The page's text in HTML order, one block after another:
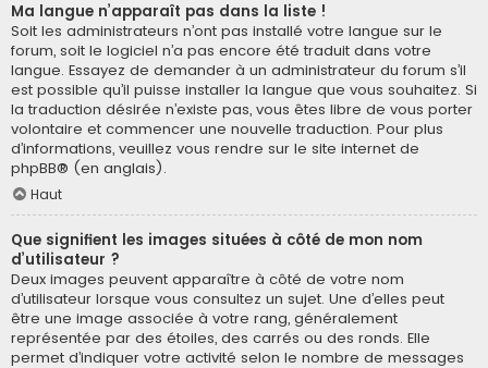
Ma langue n’apparaît pas dans la liste !
Soit les administrateurs n’ont pas installé votre langue sur le
forum, soit le logiciel n’a pas encore été traduit dans votre
langue. Essayez de demander à un administrateur du forum s’il
est possible qu’il puisse installer la langue que vous souhaitez. Si
la traduction désirée n’existe pas, vous êtes libre de vous porter
volontaire et commencer une nouvelle traduction. Pour plus
d’informations, veuillez vous rendre sur le site internet de
phpBB® (en anglais).
Haut
Que signifient les images situées à côté de mon nom
d’utilisateur ?
Deux images peuvent apparaître à côté de votre nom
d’utilisateur lorsque vous consultez un sujet. Une d’elles peut
être une image associée à votre rang, généralement
représentée par des étoiles, des carrés ou des ronds. Elle
permet d’indiquer votre activité selon le nombre de messages